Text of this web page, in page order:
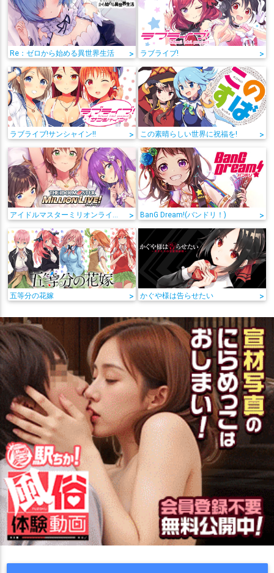
Re：ゼロから始める異世界生活 > ラブライブ! >
ラブライブ!サンシャイン!! > この素晴らしい世界に祝福を! >
アイドルマスターミリオンライブ! > BanG Dream!(バンドリ！) >
五等分の花嫁 > かぐや様は告らせたい >